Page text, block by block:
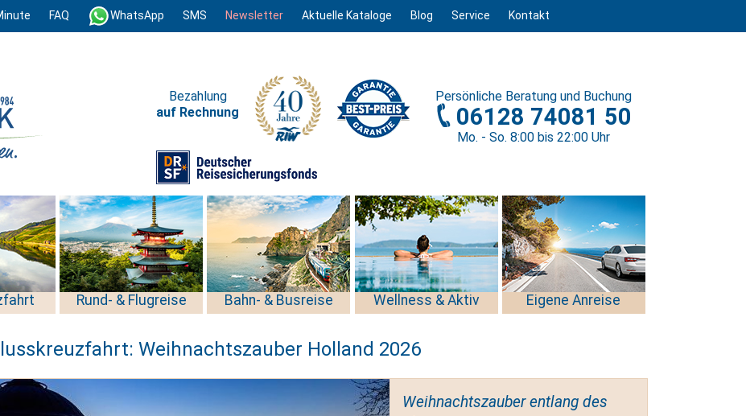
FAQ WhatsApp SMS Newsletter Aktuelle Kataloge Blog Service Kontakt
Persönliche Beratung und Buchung
06128 74081 50
Mo. - So. 8:00 bis 22:00 Uhr
Bezahlung
auf Rechnung
Rund- & Flugreise Bahn- & Busreise Wellness & Aktiv Eigene Anreise
Weihnachtszauber Holland 2026
Weihnachtszauber entlang des